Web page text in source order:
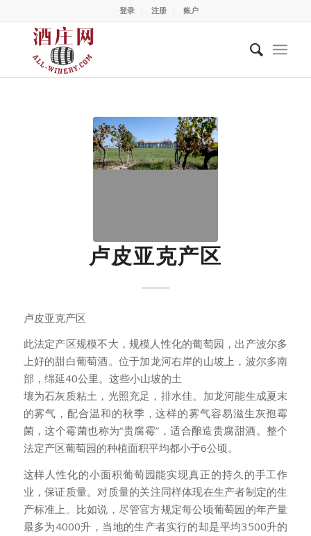
登录 注册 账户
卢皮亚克产区
卢皮亚克产区
此法定产区规模不大，规模人性化的葡萄园，出产波尔多
上好的甜白葡萄酒。位于加龙河右岸的山坡上，波尔多南
部，绵延40公里。这些小山坡的土
壤为石灰质粘土，光照充足，排水佳。加龙河能生成夏末
的雾气，配合温和的秋季，这样的雾气容易滋生灰孢霉
菌，这个霉菌也称为“贵腐霉”，适合酿造贵腐甜酒。 整个
法定产区葡萄园的种植面积平均都小于6公顷。
这样人性化的小面积葡萄园能实现真正的持久的手工作
业，保证质量。对质量的关注同样体现在生产者制定的生
产标准上。比如说，尽管官方规定每公顷葡萄园的年产量
最多为4000升，当地的生产者实行的却是平均3500升的